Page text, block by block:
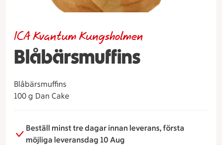
Blåbärsmuffins
ICA Kvantum Kungsholmen
Blåbärsmuffins
100 g Dan Cake
Beställ minst tre dagar innan leverans, första
möjliga leveransdag 10 Aug